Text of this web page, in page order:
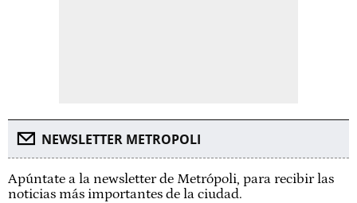
NEWSLETTER METROPOLI
Apúntate a la newsletter de Metrópoli, para recibir las
noticias más importantes de la ciudad.